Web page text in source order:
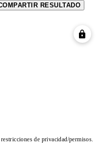
RESULTADO
de privacidad/permisos.